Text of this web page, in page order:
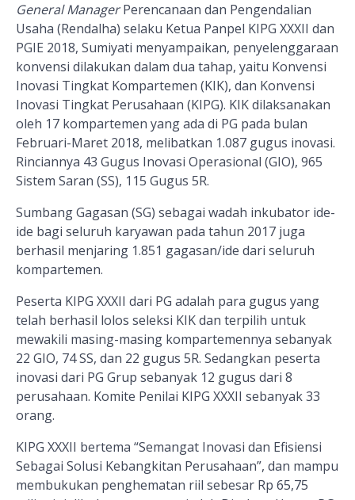
General ManagerPerencanaan dan Pengendalian
Usaha (Rendalha) selaku Ketua Panpel KIPG XXXII dan
PGIE 2018, Sumiyati menyampaikan, penyelenggaraan
konvensi dilakukan dalam dua tahap, yaitu Konvensi
Inovasi Tingkat Kompartemen (KIK), dan Konvensi
Inovasi Tingkat Perusahaan (KIPG). KIK dilaksanakan
oleh 17 kompartemen yang ada di PG pada bulan
Februari-Maret 2018, melibatkan 1.087 gugus inovasi.
Rinciannya 43 Gugus Inovasi Operasional (GIO), 965
Sistem Saran (SS), 115 Gugus 5R.
Sumbang Gagasan (SG) sebagai wadah inkubator ide-
ide bagi seluruh karyawan pada tahun 2017 juga
berhasil menjaring 1.851 gagasan/ide dari seluruh
kompartemen.
Peserta KIPG XXXII dari PG adalah para gugus yang
telah berhasil lolos seleksi KIK dan terpilih untuk
mewakili masing-masing kompartemennya sebanyak
22 GIO, 74 SS, dan 22 gugus 5R. Sedangkan peserta
inovasi dari PG Grup sebanyak 12 gugus dari 8
perusahaan. Komite Penilai KIPG XXXII sebanyak 33
orang.
KIPG XXXII bertema “Semangat Inovasi dan Efisiensi
Sebagai Solusi Kebangkitan Perusahaan”, dan mampu
membukukan penghematan riil sebesar Rp 65,75